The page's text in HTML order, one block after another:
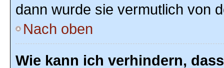
dann wurde sie vermutlich von
Nach oben
Wie kann ich verhindern,